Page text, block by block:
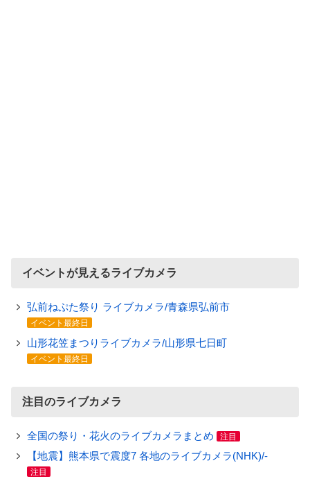
イベントが見えるライブカメラ
弘前ねぷた祭り ライブカメラ/青森県弘前市
イベント最終日
山形花笠まつりライブカメラ/山形県七日町
イベント最終日
注目のライブカメラ
全国の祭り・花火のライブカメラまとめ 注目
【地震】熊本県で震度7 各地のライブカメラ(NHK)/-
注目